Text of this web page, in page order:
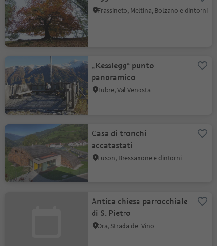
Frassineto, Meltina, Bolzano e dintorni
„Kesslegg“ punto
panoramico
Tubre, Val Venosta
Casa di tronchi
accatastati
Luson, Bressanone e dintorni
Antica chiesa parrocchiale
di S. Pietro
Ora, Strada del Vino